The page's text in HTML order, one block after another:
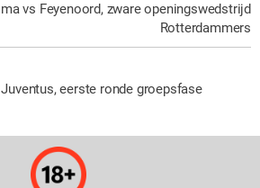
vs Feyenoord, zware openingswedstrijd
Rotterdammers
eerste ronde groepsfase